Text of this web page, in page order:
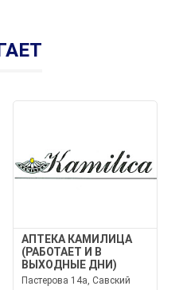
АПТЕКА КАМИЛИЦА
(РАБОТАЕТ И В
ВЫХОДНЫЕ ДНИ)
Пастерова 14а, Савский